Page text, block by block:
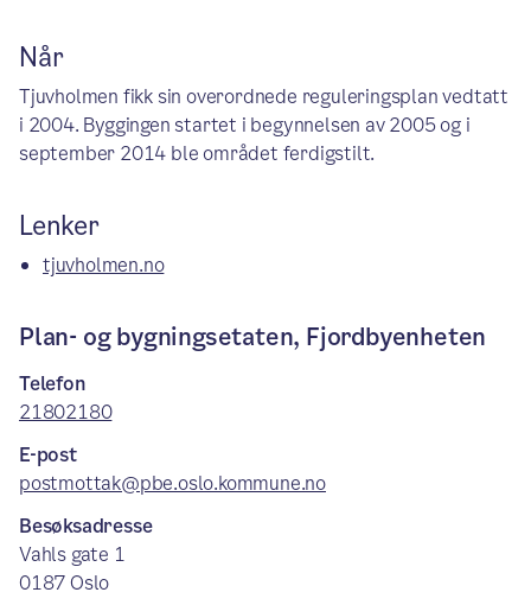
Når
Tjuvholmen fikk sin overordnede reguleringsplan vedtatt
i 2004. Byggingen startet i begynnelsen av 2005 og i
september 2014 ble området ferdigstilt.
Lenker
tjuvholmen.no
Plan- og bygningsetaten, Fjordbyenheten
Telefon
21802180
E-post
postmottak@pbe.oslo.kommune.no
Besøksadresse
Vahls gate 1
0187 Oslo